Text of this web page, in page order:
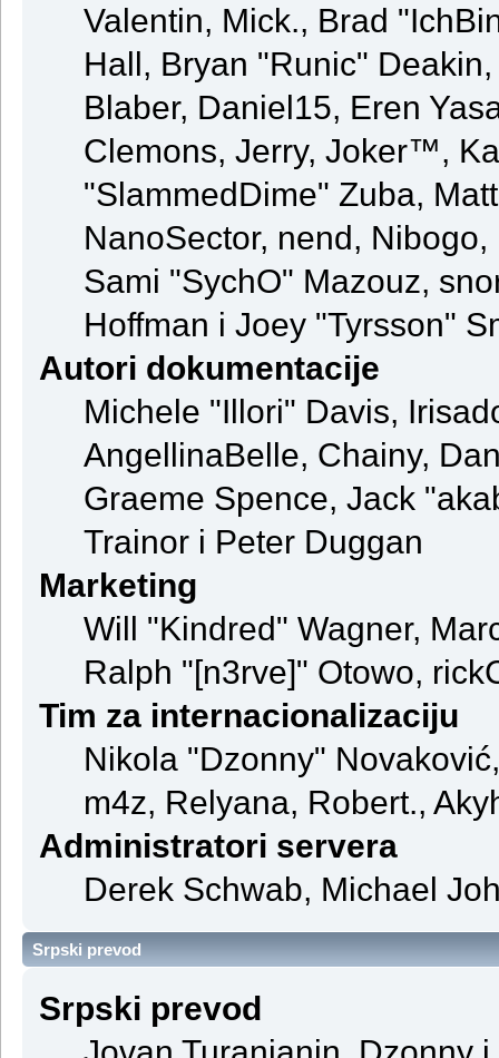
Valentin, Mick., Brad
Hall, Bryan "Runic"
Blaber, Daniel15, Eren
Clemons, Jerry, Joker™,
"SlammedDime" Zuba,
NanoSector, nend,
Sami "SychO" Mazouz,
Hoffman i Joey "Tyrsson"
Autori dokumentacije
Michele "Illori" Davis,
AngellinaBelle, Chainy,
Graeme Spence, Jack
Trainor i Peter Duggan
Marketing
Will "Kindred" Wagner,
Ralph "[n3rve]" Otowo,
Tim za internacionalizaciju
Nikola "Dzonny"
m4z, Relyana, Robert.,
Administratori servera
Derek Schwab, Michael
Srpski prevod
Srpski prevod